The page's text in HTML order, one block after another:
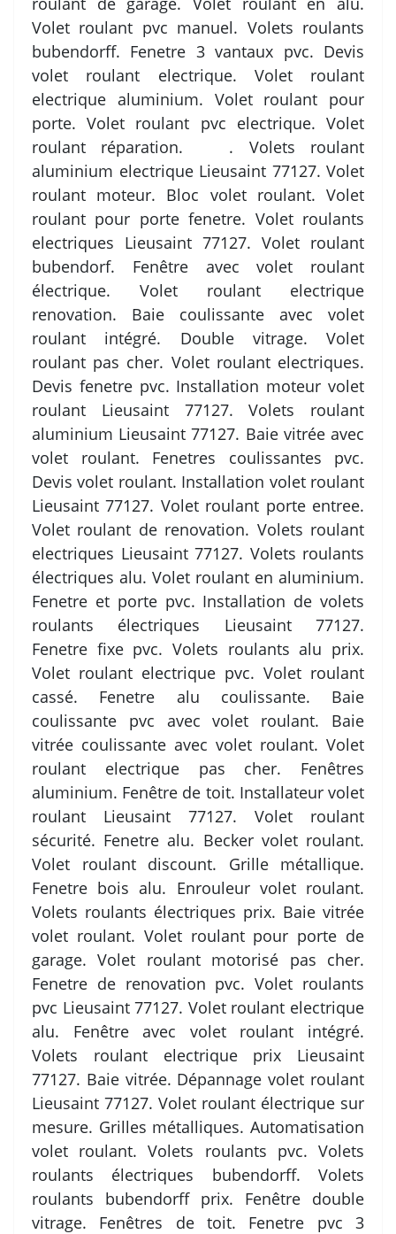
Volet roulant pvc manuel. Volets roulants
bubendorff. Fenetre 3 vantaux pvc. Devis
volet roulant electrique. Volet roulant
electrique aluminium. Volet roulant pour
porte. Volet roulant pvc electrique. Volet
roulant réparation. . Volets roulant
aluminium electrique Lieusaint 77127. Volet
roulant moteur. Bloc volet roulant. Volet
roulant pour porte fenetre. Volet roulants
electriques Lieusaint 77127. Volet roulant
bubendorf. Fenêtre avec volet roulant
électrique. Volet roulant electrique
renovation. Baie coulissante avec volet
roulant intégré. Double vitrage. Volet
roulant pas cher. Volet roulant electriques.
Devis fenetre pvc. Installation moteur volet
roulant Lieusaint 77127. Volets roulant
aluminium Lieusaint 77127. Baie vitrée avec
volet roulant. Fenetres coulissantes pvc.
Devis volet roulant. Installation volet roulant
Lieusaint 77127. Volet roulant porte entree.
Volet roulant de renovation. Volets roulant
electriques Lieusaint 77127. Volets roulants
électriques alu. Volet roulant en aluminium.
Fenetre et porte pvc. Installation de volets
roulants électriques Lieusaint 77127.
Fenetre fixe pvc. Volets roulants alu prix.
Volet roulant electrique pvc. Volet roulant
cassé. Fenetre alu coulissante. Baie
coulissante pvc avec volet roulant. Baie
vitrée coulissante avec volet roulant. Volet
roulant electrique pas cher. Fenêtres
aluminium. Fenêtre de toit. Installateur volet
roulant Lieusaint 77127. Volet roulant
sécurité. Fenetre alu. Becker volet roulant.
Volet roulant discount. Grille métallique.
Fenetre bois alu. Enrouleur volet roulant.
Volets roulants électriques prix. Baie vitrée
volet roulant. Volet roulant pour porte de
garage. Volet roulant motorisé pas cher.
Fenetre de renovation pvc. Volet roulants
pvc Lieusaint 77127. Volet roulant electrique
alu. Fenêtre avec volet roulant intégré.
Volets roulant electrique prix Lieusaint
77127. Baie vitrée. Dépannage volet roulant
Lieusaint 77127. Volet roulant électrique sur
mesure. Grilles métalliques. Automatisation
volet roulant. Volets roulants pvc. Volets
roulants électriques bubendorff. Volets
roulants bubendorff prix. Fenêtre double
vitrage. Fenêtres de toit. Fenetre pvc 3